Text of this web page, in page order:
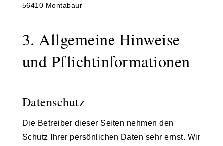
56410 Montabaur
3. Allgemeine Hinweise
und Pflicht­informationen
Datenschutz
Die Betreiber dieser Seiten nehmen den
Schutz Ihrer persönlichen Daten sehr ernst. Wir